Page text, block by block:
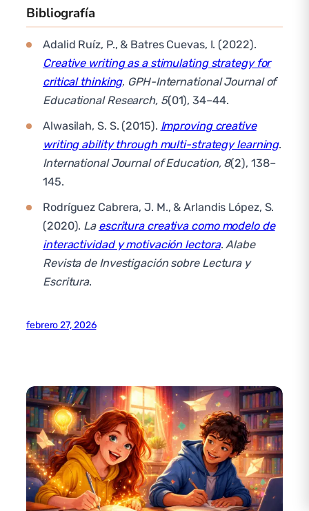
Bibliografía
Adalid Ruíz, P., & Batres Cuevas, I. (2022).
Creative writing as a stimulating strategy for
critical thinking. GPH-International Journal of
Educational Research, 5(01), 34–44.
Alwasilah, S. S. (2015). Improving creative
writing ability through multi-strategy learning.
International Journal of Education, 8(2), 138–
145.
Rodríguez Cabrera, J. M., & Arlandis López, S.
(2020). La escritura creativa como modelo de
interactividad y motivación lectora. Alabe
Revista de Investigación sobre Lectura y
Escritura.
febrero 27, 2026